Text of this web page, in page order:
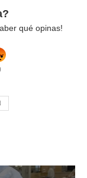
qué opinas!